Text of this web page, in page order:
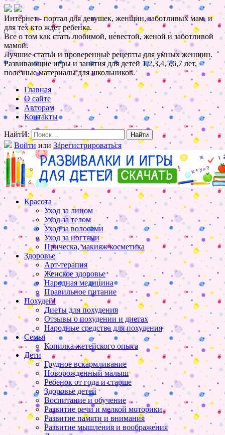
Интернет - портал для девушек, женщин, заботливых мам, и
для тех кто ждет ребенка.
Все о том как стать любимой, невестой, женой и заботливой
мамой.
Лучшие статьи и проверенные рецепты для умных женщин.
Развивающие игры и занятия для детей 1,2,3,4,5,6,7 лет,
полезные материалы для школьников.
Главная
О сайте
Авторам
Контакты
НайтИ:
Войти или Зарегистрироваться
Красота
Уход за лицом
Уход за телом
Уход за волосами
Уход за ногтями
Прическа, макияж косметика
Здоровье
Арт-терапия
Женское здоровье
Народная медицина
Правильное питание
Похудей!
Диеты для похудения
Отзывы о похудении и диетах
Народные средства для похудения
Семья
Копилка жетейского опыта
Дети
Грудное вскармливание
Новорожденный малыш
Ребенок от года и старше
Здоровье детей
Воспитание и обучение
Развитие речи и мелкой моторики
Развитие памяти и внимания
Развитие мышления и воображения